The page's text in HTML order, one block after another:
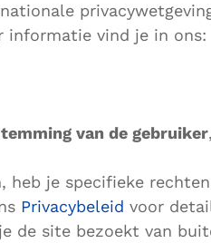
informatie vind je in ons:
van de gebruiker,
je specifieke
Privacybeleid voor
de site bezoekt van